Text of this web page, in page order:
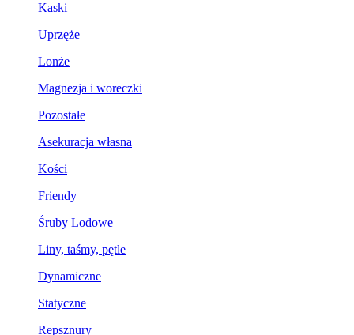
Kaski
Uprzęże
Lonże
Magnezja i woreczki
Pozostałe
Asekuracja własna
Kości
Friendy
Śruby Lodowe
Liny, taśmy, pętle
Dynamiczne
Statyczne
Repsznury